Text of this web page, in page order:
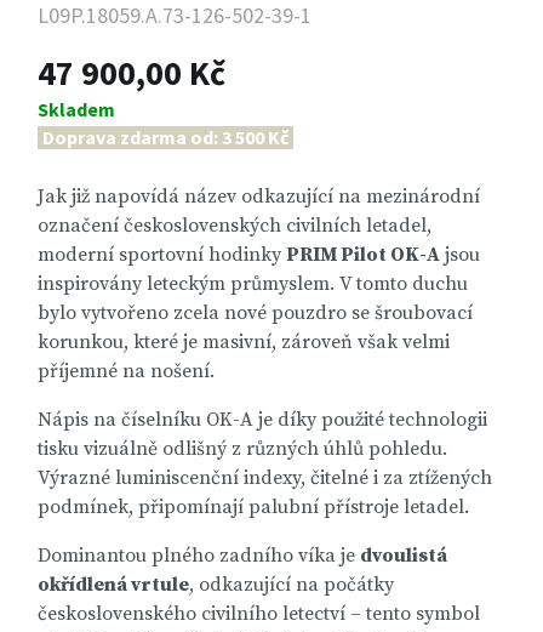
L09P.18059.A.73-126-502-39-1
47 900,00 Kč
Skladem
Doprava zdarma od: 3 500 Kč
Jak již napovídá název odkazující na mezinárodní
označení československých civilních letadel,
moderní sportovní hodinky PRIM Pilot OK-A jsou
inspirovány leteckým průmyslem. V tomto duchu
bylo vytvořeno zcela nové pouzdro se šroubovací
korunkou, které je masivní, zároveň však velmi
příjemné na nošení.
Nápis na číselníku OK-A je díky použité technologii
tisku vizuálně odlišný z různých úhlů pohledu.
Výrazné luminiscenční indexy, čitelné i za ztížených
podmínek, připomínají palubní přístroje letadel.
Dominantou plného zadního víka je dvoulistá
okřídlená vrtule, odkazující na počátky
československého civilního letectví – tento symbol